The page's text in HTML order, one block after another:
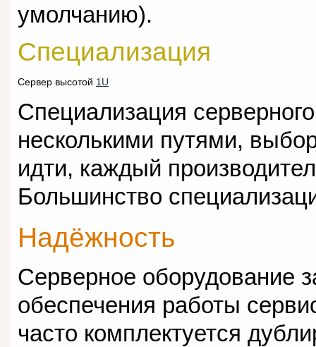
умолчанию).
Специализация
Сервер высотой 1U
Специализация
несколькими путями,
идти, каждый
Большинство
Надёжность
Серверное оборудование
обеспечения работы
часто комплектуется